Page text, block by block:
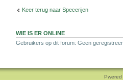
Keer terug naar Specerijen
WIE IS ER ONLINE
Gebruikers op dit forum: Geen